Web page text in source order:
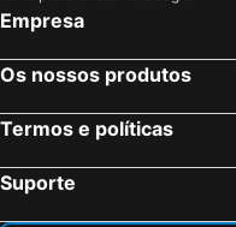
Munique, Baviera Hotéis
Frankfurt, Hesse Hotéis
Dresden, Saxónia Hotéis
Empresa
Os nossos produtos
Termos e políticas
Suporte